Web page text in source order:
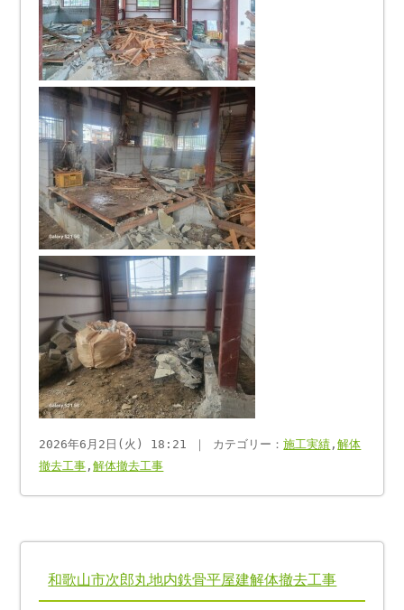
2026年6月2日(火) 18:21 ｜ カテゴリー：施工実績 ,解体
撤去工事 ,解体撤去工事
和歌山市次郎丸地内鉄骨平屋建解体撤去工事